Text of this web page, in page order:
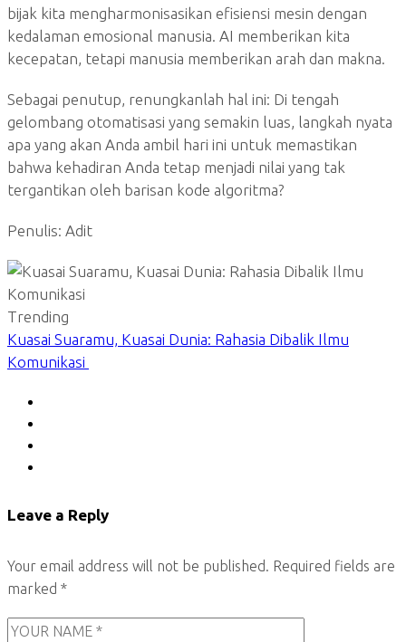
bijak kita mengharmonisasikan efisiensi mesin dengan
kedalaman emosional manusia. AI memberikan kita
kecepatan, tetapi manusia memberikan arah dan makna.
Sebagai penutup, renungkanlah hal ini: Di tengah
gelombang otomatisasi yang semakin luas, langkah nyata
apa yang akan Anda ambil hari ini untuk memastikan
bahwa kehadiran Anda tetap menjadi nilai yang tak
tergantikan oleh barisan kode algoritma?
Penulis: Adit
Trending
Kuasai Suaramu, Kuasai Dunia: Rahasia Dibalik Ilmu
Komunikasi
Leave a Reply
Your email address will not be published.
Required fields are
marked *